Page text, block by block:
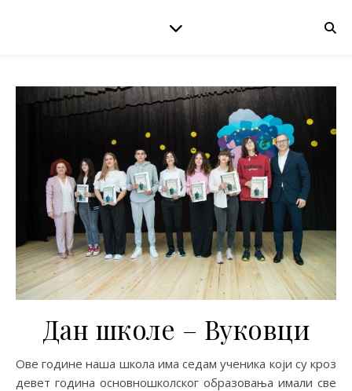
Дан школе – Вуковци
Ове године наша школа има седам ученика који су кроз
девет година основношколског образовања имали све